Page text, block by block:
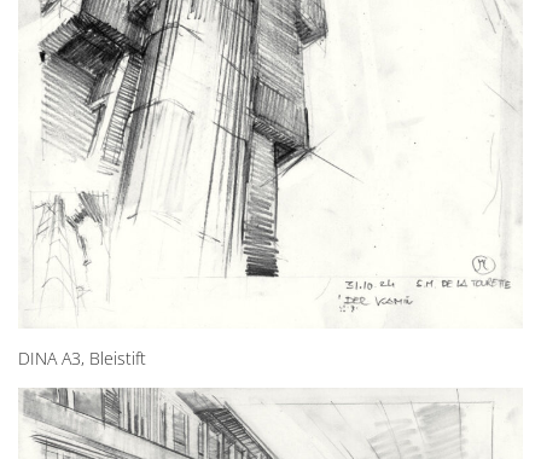
DINA A3, Bleistift